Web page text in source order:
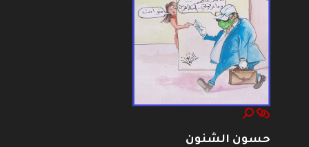
حسون الشنون